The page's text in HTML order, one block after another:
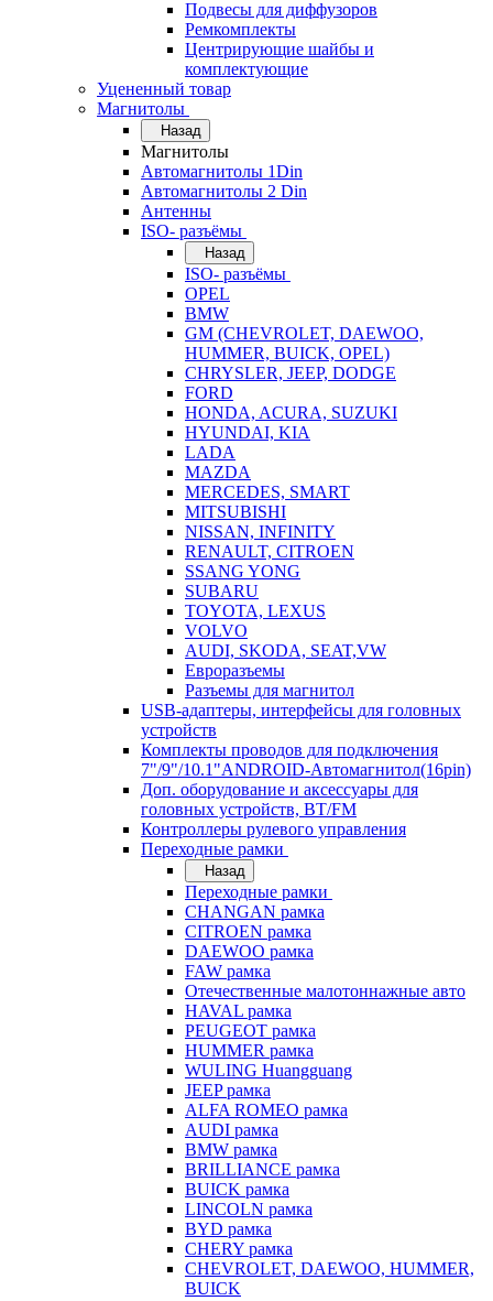
Подвесы для диффузоров
Ремкомплекты
Центрирующие шайбы и
комплектующие
Уцененный товар
Магнитолы
Назад
Магнитолы
Автомагнитолы 1Din
Автомагнитолы 2 Din
Антенны
ISO- разъёмы
Назад
ISO- разъёмы
OPEL
BMW
GM (CHEVROLET, DAEWOO,
HUMMER, BUICK, OPEL)
CHRYSLER, JEEP, DODGE
FORD
HONDA, ACURA, SUZUKI
HYUNDAI, KIA
LADA
MAZDA
MERCEDES, SMART
MITSUBISHI
NISSAN, INFINITY
RENAULT, CITROEN
SSANG YONG
SUBARU
TOYOTA, LEXUS
VOLVO
AUDI, SKODA, SEAT,VW
Евроразъемы
Разъемы для магнитол
USB-адаптеры, интерфейсы для головных
устройств
Комплекты проводов для подключения
7"/9"/10.1"ANDROID-Автомагнитол(16pin)
Доп. оборудование и аксессуары для
головных устройств, BT/FM
Контроллеры рулевого управления
Переходные рамки
Назад
Переходные рамки
CHANGAN рамка
CITROEN рамка
DAEWOO рамка
FAW рамка
Отечественные малотоннажные авто
HAVAL рамка
PEUGEOT рамка
HUMMER рамка
WULING Huangguang
JEEP рамка
ALFA ROMEO рамка
AUDI рамка
BMW рамка
BRILLIANCE рамка
BUICK рамка
LINCOLN рамка
BYD рамка
CHERY рамка
CHEVROLET, DAEWOO, HUMMER,
BUICK